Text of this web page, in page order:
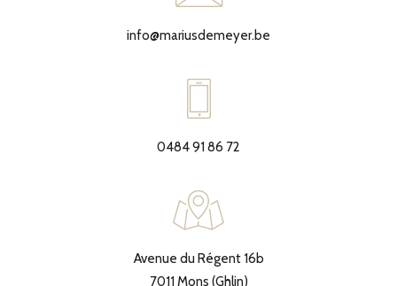
info@mariusdemeyer.be
0484 91 86 72
Avenue du Régent 16b
7011 Mons (Ghlin)